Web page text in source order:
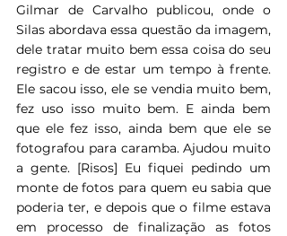
Gilmar de Carvalho publicou, onde o
Silas abordava essa questão da imagem,
dele tratar muito bem essa coisa do seu
registro e de estar um tempo à frente.
Ele sacou isso, ele se vendia muito bem,
fez uso isso muito bem. E ainda bem
que ele fez isso, ainda bem que ele se
fotografou para caramba. Ajudou muito
a gente. [Risos] Eu fiquei pedindo um
monte de fotos para quem eu sabia que
poderia ter, e depois que o filme estava
em processo de finalização as fotos